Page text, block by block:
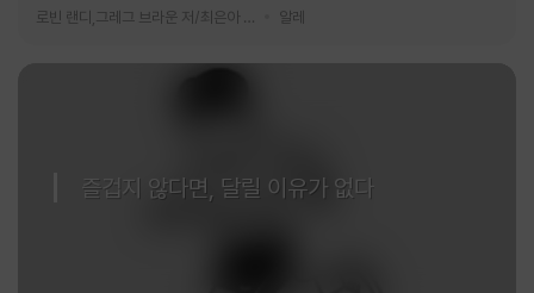
알레
즐겁지 않다면, 달릴 이유가 없다